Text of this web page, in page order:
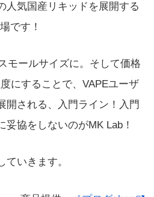
人気国産リキッドを展開する
です！
モールサイズに。そして価格
にすることで、VAPEユーザ
開される、入門ライン！入門
妥協をしないのがMK Lab！
いきます。